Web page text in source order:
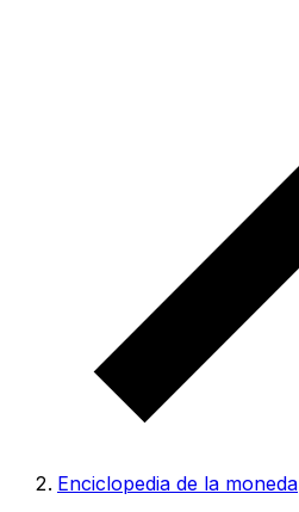
Enciclopedia de la moneda